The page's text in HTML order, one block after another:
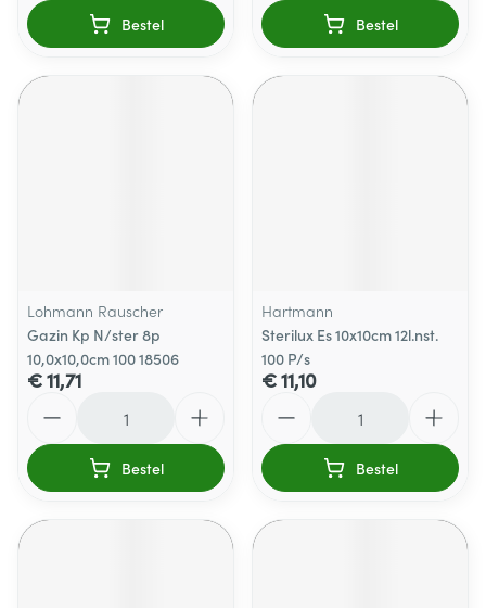
Bestel Bestel
Lohmann Rauscher
Gazin Kp N/ster 8p
10,0x10,0cm 100 18506
€ 11,71
Bestel
Hartmann
Sterilux Es 10x10cm 12l.nst.
100 P/s
€ 11,10
Bestel